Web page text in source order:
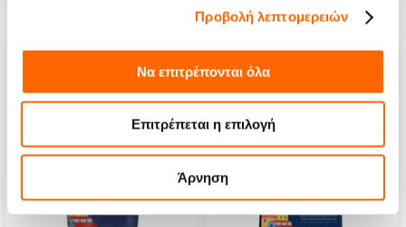
Προβολή λεπτομερειών
Να επιτρέπονται όλα
Επιτρέπεται η επιλογή
Άρνηση